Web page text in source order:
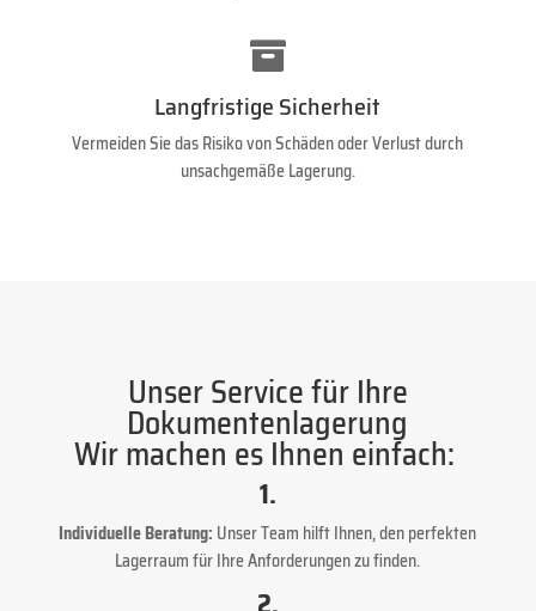

Langfristige Sicherheit
Vermeiden Sie das Risiko von Schäden oder Verlust durch
unsachgemäße Lagerung.
Unser Service für Ihre
Dokumentenlagerung
Wir machen es Ihnen einfach:
1.
Individuelle Beratung: Unser Team hilft Ihnen, den perfekten
Lagerraum für Ihre Anforderungen zu finden.